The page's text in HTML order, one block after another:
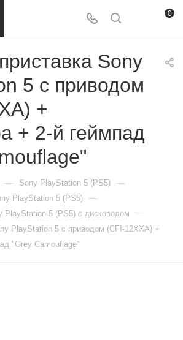
0
Sony
5 с приводом
+
+ 2-й геймпад
— Sony PlayStation 5 (PS5) —
PlayStation 5 (PS5) —
PlayStation 5 (PS5) с дисководом —
PlayStation 5 с приводом (CFI-12XXA) +
"Grey Camouflage"